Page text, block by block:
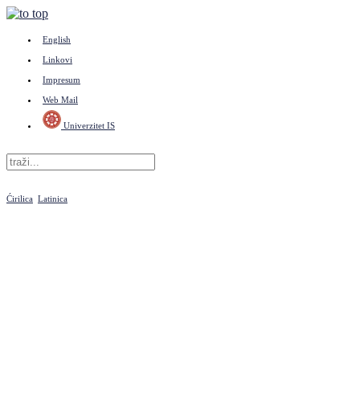
English
Linkovi
Impresum
Web Mail
Univerzitet IS
Ćirilica Latinica